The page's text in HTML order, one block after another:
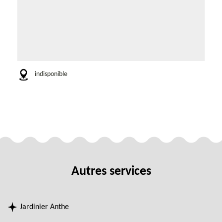
indisponible
Autres services
Jardinier Anthe